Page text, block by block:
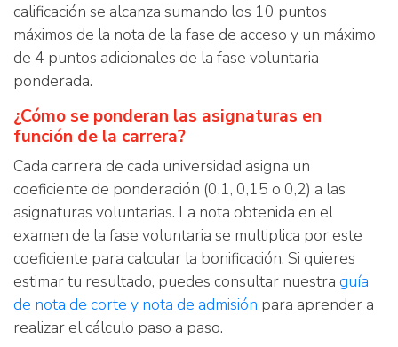
calificación se alcanza sumando los 10 puntos
máximos de la nota de la fase de acceso y un máximo
de 4 puntos adicionales de la fase voluntaria
ponderada.
¿Cómo se ponderan las asignaturas en
función de la carrera?
Cada carrera de cada universidad asigna un
coeficiente de ponderación (0,1, 0,15 o 0,2) a las
asignaturas voluntarias. La nota obtenida en el
examen de la fase voluntaria se multiplica por este
coeficiente para calcular la bonificación. Si quieres
estimar tu resultado, puedes consultar nuestra guía
de nota de corte y nota de admisión para aprender a
realizar el cálculo paso a paso.